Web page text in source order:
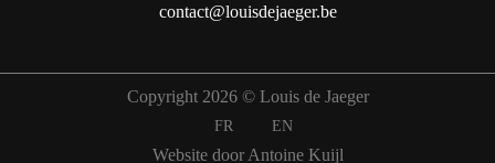
contact@louisdejaeger.be
Copyright 2026 © Louis de Jaeger
FR EN
Website door Antoine Kuijl